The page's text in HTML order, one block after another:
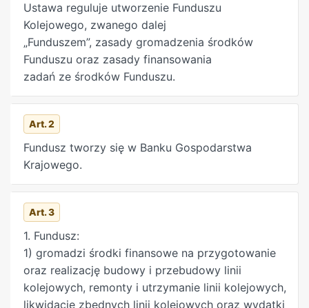
Ustawa reguluje utworzenie Funduszu
Kolejowego, zwanego dalej
„Funduszem”, zasady gromadzenia środków
Funduszu oraz zasady finansowania
zadań ze środków Funduszu.
Art. 2
Fundusz tworzy się w Banku Gospodarstwa
Krajowego.
Art. 3
1. Fundusz:
1) gromadzi środki finansowe na przygotowanie
oraz realizację budowy i przebudowy linii
kolejowych, remonty i utrzymanie linii kolejowych,
likwidację zbędnych linii kolejowych oraz wydatki